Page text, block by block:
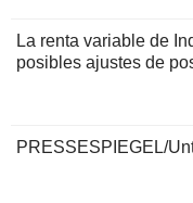
La renta variable de
posibles ajustes de
PRESSESPIEGEL/